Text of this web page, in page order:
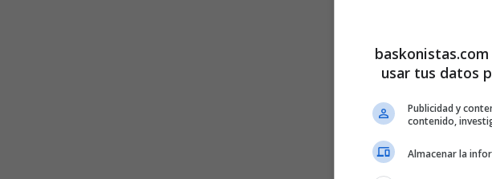
usar tus datos
Publicidad y
contenido,
Almacenar la